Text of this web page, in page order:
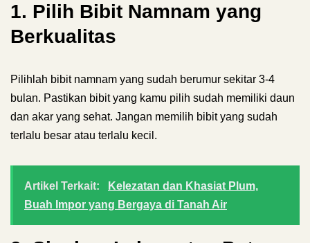
1. Pilih Bibit Namnam yang
Berkualitas
Pilihlah bibit namnam yang sudah berumur sekitar 3-4
bulan. Pastikan bibit yang kamu pilih sudah memiliki daun
dan akar yang sehat. Jangan memilih bibit yang sudah
terlalu besar atau terlalu kecil.
Artikel Terkait:
Kelezatan dan Khasiat Plum,
Buah Impor yang Bergaya di Tanah Air